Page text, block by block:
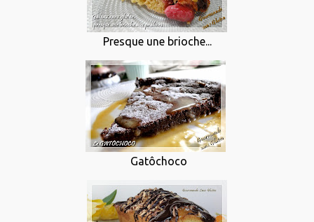
Presque une brioche...
Gatôchoco